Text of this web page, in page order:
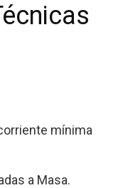
mínima
a Masa.